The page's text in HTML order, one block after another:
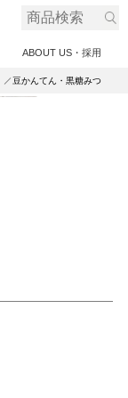
ABOUT US・採用
豆かんてん・黒糖みつ